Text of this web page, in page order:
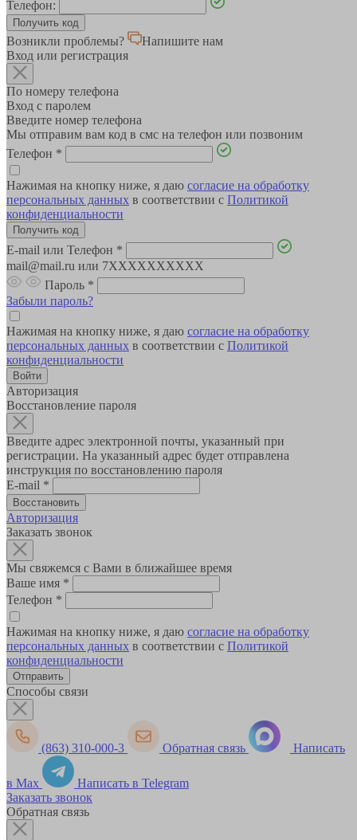
Телефон:
Возникли проблемы?
Напишите нам
Вход или регистрация
По номеру телефона
Вход с паролем
Введите номер телефона
Мы отправим вам код в смс на телефон или позвоним
Телефон *
Нажимая на кнопку ниже, я даю согласие на обработку
персональных данных в соответствии с Политикой
конфиденциальности
E-mail или Телефон *
mail@mail.ru или 7XXXXXXXXXX
Пароль *
Забыли пароль?
Нажимая на кнопку ниже, я даю согласие на обработку
персональных данных в соответствии с Политикой
конфиденциальности
Авторизация
Восстановление пароля
Введите адрес электронной почты, указанный при
регистрации. На указанный адрес будет отправлена
инструкция по восстановлению пароля
E-mail *
Авторизация
Заказать звонок
Мы свяжемся с Вами в ближайшее время
Ваше имя *
Телефон *
Нажимая на кнопку ниже, я даю согласие на обработку
персональных данных в соответствии с Политикой
конфиденциальности
Способы связи
(863) 310-000-3 Обратная связь Написать
в Max
Написать в Telegram
Заказать звонок
Обратная связь